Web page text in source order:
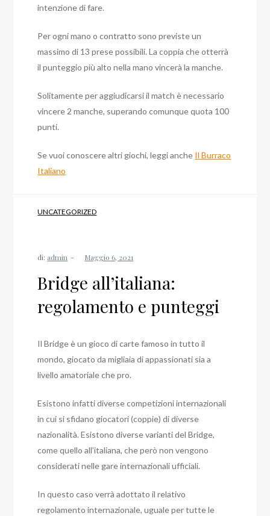
intenzione di fare.
Per ogni mano o contratto sono previste un
massimo di 13 prese possibili. La coppia che otterrà
il punteggio più alto nella mano vincerà la manche.
Solitamente per aggiudicarsi il match è necessario
vincere 2 manche, superando comunque quota 100
punti.
Se vuoi conoscere altri giochi, leggi anche Il Burraco
Italiano
UNCATEGORIZED
di: admin
Bridge all’italiana:
regolamento e punteggi
Il Bridge è un gioco di carte famoso in tutto il
mondo, giocato da migliaia di appassionati sia a
livello amatoriale che pro.
Esistono infatti diverse competizioni internazionali
in cui si sfidano giocatori (coppie) di diverse
nazionalità. Esistono diverse varianti del Bridge,
come quello all’italiana, che però non vengono
considerati nelle gare internazionali ufficiali.
In questo caso verrà adottato il relativo
regolamento internazionale, uguale per tutte le